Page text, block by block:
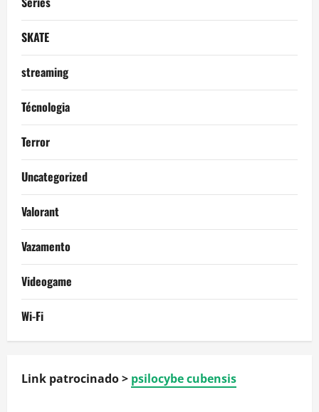
SKATE
streaming
Técnologia
Terror
Uncategorized
Valorant
Vazamento
Videogame
Wi-Fi
Link patrocinado > psilocybe cubensis